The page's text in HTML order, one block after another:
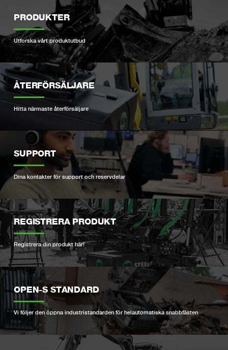
PRODUKTER
Utforska vårt produktutbud
ÅTERFÖRSÄLJARE
Hitta närmaste återförsäljare
SUPPORT
Dina kontakter för support och reservdelar
REGISTRERA PRODUKT
Registrera din produkt här!
OPEN-S STANDARD
Vi följer den öppna industristandarden för helautomatiska snabbfästen